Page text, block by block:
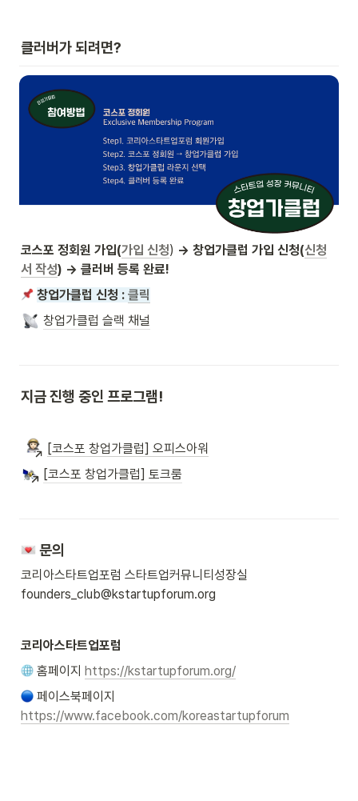
클러버가 되려면?
코스포 정회원 가입(가입 신청) → 창업가클럽 가입 신청(신청
서 작성) → 클러버 등록 완료!
창업가클럽 신청 : 클릭
창업가클럽 슬랙 채널
지금 진행 중인 프로그램!
[코스포 창업가클럽] 오피스아워
[코스포 창업가클럽] 토크룸
문의
코리아스타트업포럼 스타트업커뮤니티성장실
founders_club@kstartupforum.org
코리아스타트업포럼
홈페이지 https://kstartupforum.org/
https://www.facebook.com/koreastartupforum